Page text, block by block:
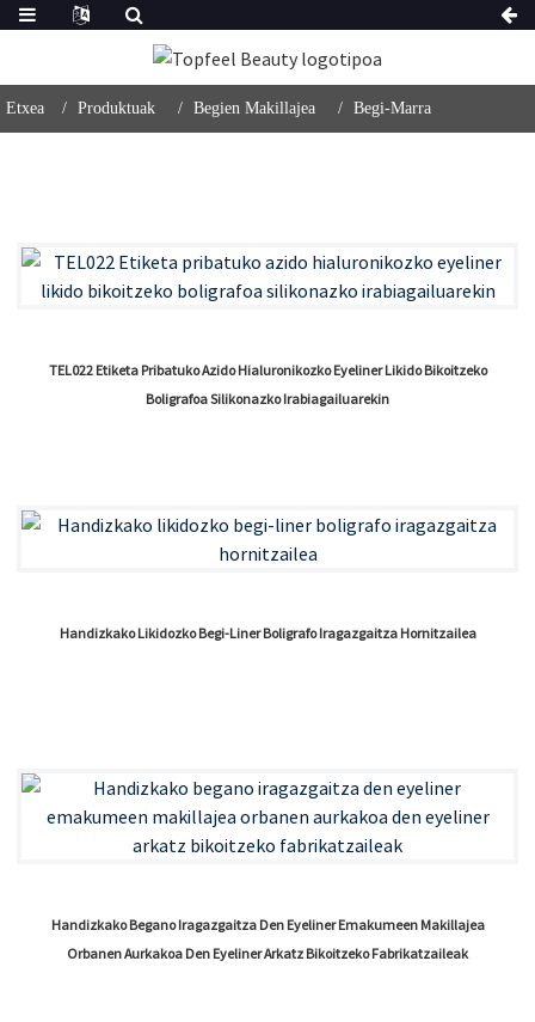
Etxea Produktuak Begien Makillajea Begi-Marra
TEL022 Etiketa Pribatuko Azido Hialuronikozko Eyeliner Likido Bikoitzeko
Boligrafoa Silikonazko Irabiagailuarekin
Handizkako Likidozko Begi-Liner Boligrafo Iragazgaitza Hornitzailea
Handizkako Begano Iragazgaitza Den Eyeliner Emakumeen Makillajea
Orbanen Aurkakoa Den Eyeliner Arkatz Bikoitzeko Fabrikatzaileak